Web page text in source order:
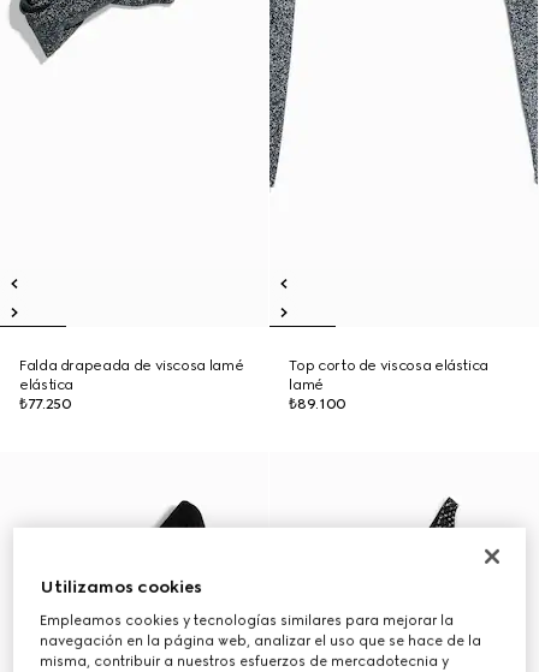
Falda drapeada de viscosa lamé
elástica
₺77.250
Top corto de viscosa elástica
lamé
₺89.100
Utilizamos cookies
Empleamos cookies y tecnologías similares para mejorar la
navegación en la página web, analizar el uso que se hace de la
misma, contribuir a nuestros esfuerzos de mercadotecnia y